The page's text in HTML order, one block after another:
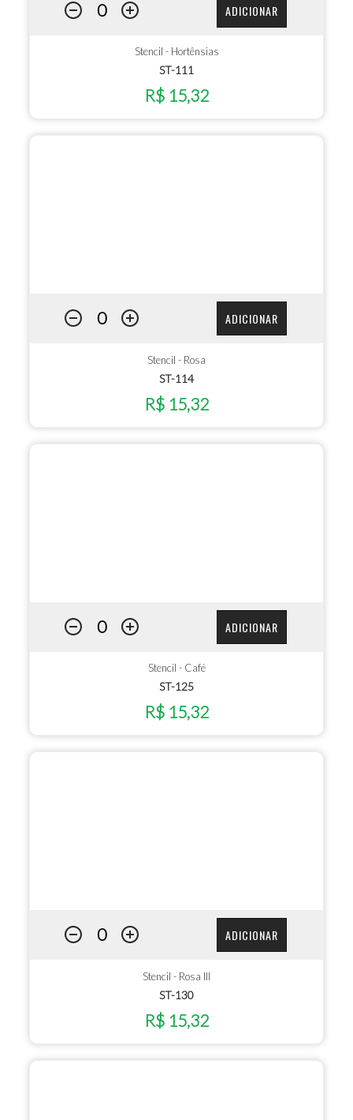
ADICIONAR
Stencil - Hortênsias
ST-111
R$ 15,32
ADICIONAR
Stencil - Rosa
ST-114
R$ 15,32
ADICIONAR
Stencil - Café
ST-125
R$ 15,32
ADICIONAR
Stencil - Rosa III
ST-130
R$ 15,32